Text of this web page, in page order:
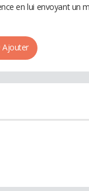
en lui envoyant un
Ajouter